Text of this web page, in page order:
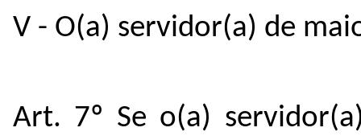
V - O(a) servidor(a) de
Art. 7º Se o(a)